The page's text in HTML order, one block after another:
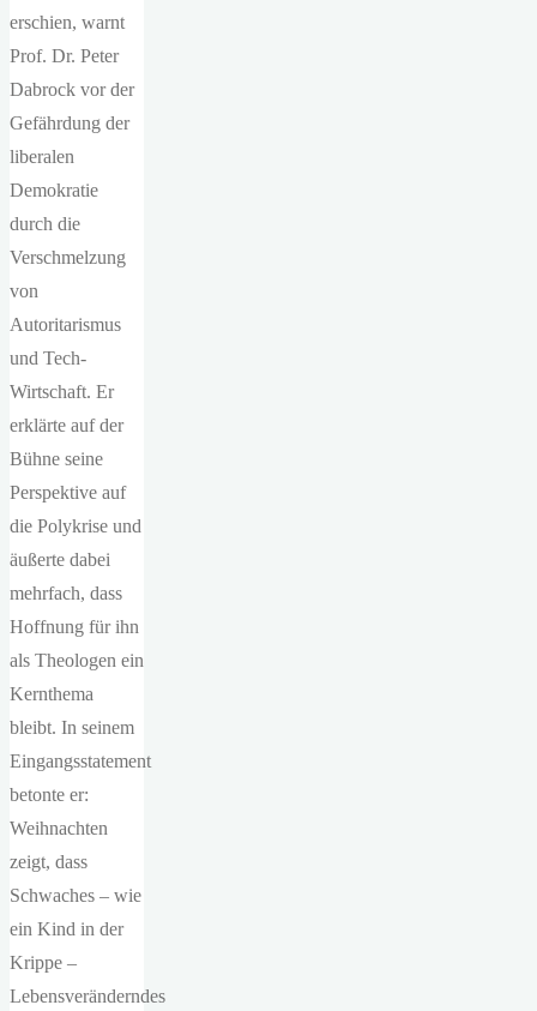
erschien, warnt
Prof. Dr. Peter
Dabrock vor der
Gefährdung der
liberalen
Demokratie
durch die
Verschmelzung
von
Autoritarismus
und Tech-
Wirtschaft. Er
erklärte auf der
Bühne seine
Perspektive auf
die Polykrise und
äußerte dabei
mehrfach, dass
Hoffnung für ihn
als Theologen ein
Kernthema
bleibt. In seinem
Eingangsstatement
betonte er:
Weihnachten
zeigt, dass
Schwaches – wie
ein Kind in der
Krippe –
Lebensveränderndes